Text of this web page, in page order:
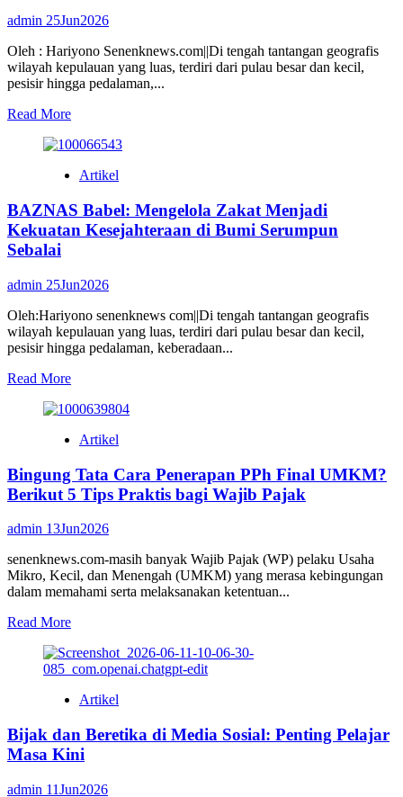
Biru:
Gotong
Royong
dan
Donor
Rangkaian
HUT
ke-
admin 25Jun2026
Oleh : Hariyono Senenknews.com||Di tengah tantangan geografis
wilayah kepulauan yang luas, terdiri dari pulau besar dan kecil,
pesisir hingga pedalaman,...
Read MoreRead
about
Babel:
Zakat
Menjadi
Kekuatan
Bumi
Sebalai
Artikel
BAZNAS Babel: Mengelola Zakat Menjadi
Kekuatan Kesejahteraan di Bumi Serumpun
Sebalai
admin 25Jun2026
Oleh:Hariyono senenknews com||Di tengah tantangan geografis
wilayah kepulauan yang luas, terdiri dari pulau besar dan kecil,
pesisir hingga pedalaman, keberadaan...
Read MoreRead
about
Babel:
Zakat
Menjadi
Kekuatan
Kesejahteraan
di
Bumi
Serumpun
Sebalai
Artikel
Bingung Tata Cara Penerapan PPh Final UMKM?
Berikut 5 Tips Praktis bagi Wajib Pajak
admin 13Jun2026
senenknews.com-masih banyak Wajib Pajak (WP) pelaku Usaha
Mikro, Kecil, dan Menengah (UMKM) yang merasa kebingungan
dalam memahami serta melaksanakan ketentuan...
Read MoreRead
about
Bingung
Cara
PPh
Final
UMKM?
Berikut
Artikel
Bijak dan Beretika di Media Sosial: Penting Pelajar
Masa Kini
admin 11Jun2026